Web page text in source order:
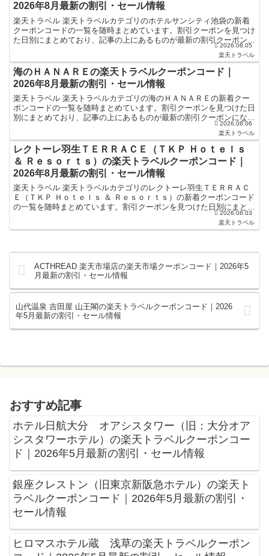
2026年8月最新の割引・セール情報
楽天トラベル 楽天トラベルカテゴリのホテルサンシティ池袋の新着
クーポンコードの一覧を随時まとめています。割引クーポンを見つけ
た日別にまとめており、記事の上にあるものが最新の割引クーポンに
なります。ホテル・旅館宿泊の予約などで使えるクーポンや...2026.08.05
楽天トラベル
海のＨＡＮＡＲＥの楽天トラベルクーポンコード｜
2026年8月最新の割引・セール情報
楽天トラベル 楽天トラベルカテゴリの海のＨＡＮＡＲＥの新着クー
ポンコードの一覧を随時まとめています。割引クーポンを見つけた日
別にまとめており、記事の上にあるものが最新の割引クーポンになり
ます。ホテル・旅館宿泊の予約などで使えるクーポンやセー...2026.08.06
楽天トラベル
レクトーレ羽生ＴＥＲＲＡＣＥ（ＴＫＰ Ｈｏｔｅｌｓ
＆ Ｒｅｓｏｒｔｓ）の楽天トラベルクーポンコード｜
2026年8月最新の割引・セール情報
楽天トラベル 楽天トラベルカテゴリのレクトーレ羽生ＴＥＲＲＡＣ
Ｅ（ＴＫＰ Ｈｏｔｅｌｓ ＆ Ｒｅｓｏｒｔｓ）の新着クーポンコード
の一覧を随時まとめています。割引クーポンを見つけた日別にまとめ
ており、記事の上にあるものが最新の割引クーポンにな... 2026.08.03
楽天トラベル
ACTHREAD 楽天市場店の楽天市場クーポンコード｜2026年5
月最新の割引・セール情報
山代温泉 吉田屋 山王閣の楽天トラベルクーポンコード｜2026
年5月最新の割引・セール情報
おすすめ記事
ホテル日航大分 オアシスタワー（旧：大分オア
シスタワーホテル）の楽天トラベルクーポンコー
ド｜2026年5月最新の割引・セール情報
銀座クレストン（旧東京新阪急ホテル）の楽天ト
ラベルクーポンコード｜2026年5月最新の割引・
セール情報
ヒロマスホテル蔵 浅草の楽天トラベルクーポン